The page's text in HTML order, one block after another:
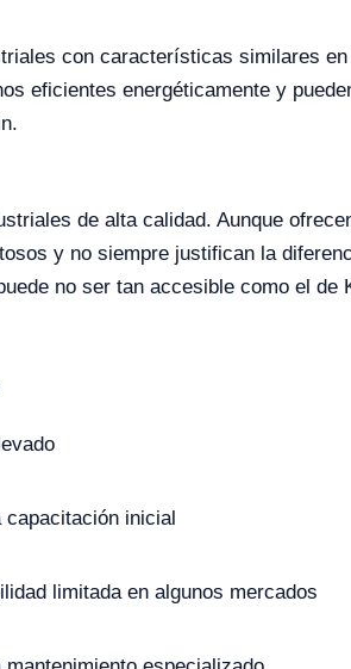
con características similares
eficientes energéticamente y
de alta calidad. Aunque
y no siempre justifican la
no ser tan accesible como el de
capacitación inicial
limitada en algunos mercados